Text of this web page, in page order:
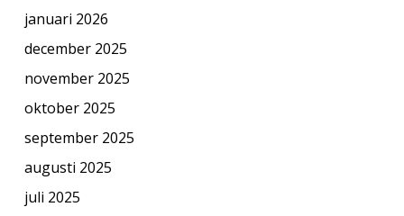
januari 2026
december 2025
november 2025
oktober 2025
september 2025
augusti 2025
juli 2025